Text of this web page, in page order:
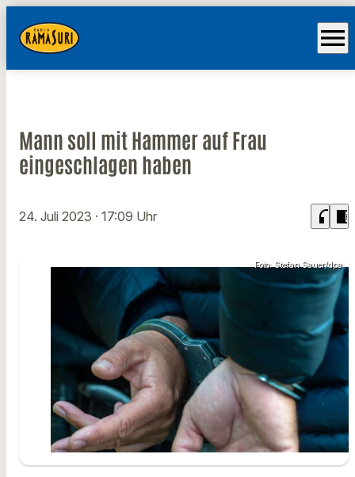
menu
Mann soll mit Hammer auf Frau
eingeschlagen haben
24. Juli 2023 · 17:09 Uhr headphones chrome_reader_mode
Foto: Stefan Sauer/dpa